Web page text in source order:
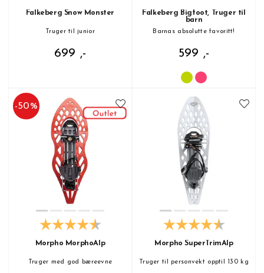
Falkeberg Snow Monster
Truger til junior
699 ,-
Falkeberg Bigfoot, Truger til
barn
Barnas absolutte favoritt!
599 ,-
-50%
Morpho MorphoAlp
Truger med god bæreevne
Morpho SuperTrimAlp
Truger til personvekt opptil 130 kg